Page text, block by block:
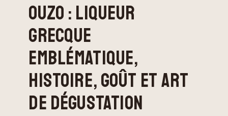
Jardinage
Maison & Déco
OUZO : LIQUEUR
GRECQUE
EMBLÉMATIQUE,
HISTOIRE, GOÛT ET ART
DE DÉGUSTATION